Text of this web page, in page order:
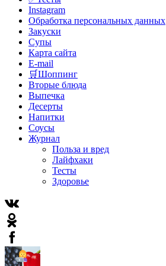
Instagram
Обработка персональных данных
Закуски
Супы
Карта сайта
E-mail
🛒Шоппинг
Вторые блюда
Выпечка
Десерты
Напитки
Соусы
Журнал
Польза и вред
Лайфхаки
Тесты
Здоровье